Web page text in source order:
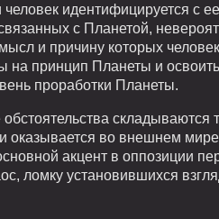
идентифицируется с
с Планетой,
и причину которых
на принцип Планеты и
проработки Планеты.
оказывается во внешнем
акцент в оппозиции
ломку установившихся